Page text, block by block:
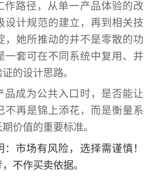
作路径，从单一产品体验的改
设计规范的建立，再到相关技
，她所推动的并不是零散的功
一套可在不同系统中复用、并
的设计思路。
品成为公共入口时，是否能让
不再是锦上添花，而是衡量系
价值的重要标准。
：市场有风险，选择需谨慎！
不作买卖依据。